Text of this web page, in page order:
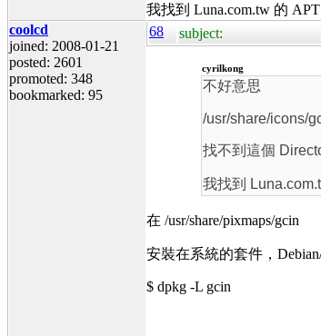
我找到 Luna.com.tw 的
coolcd
joined: 2008-01-21
posted: 2601
promoted: 348
bookmarked: 95
68 subject:
cyrilkong
不好意思
/usr/share/icons/
找不到這個
我找到
在 /usr/share/pixmaps/gcin
安裝在系統的套件，
$ dpkg -L gcin